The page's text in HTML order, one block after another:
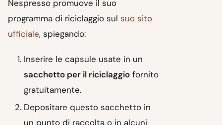
Nespresso promuove il suo
programma di riciclaggio sul suo sito
ufficiale, spiegando:
Inserire le capsule usate in un
sacchetto per il riciclaggio fornito
gratuitamente.
Depositare questo sacchetto in
un punto di raccolta o in alcuni